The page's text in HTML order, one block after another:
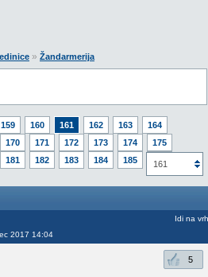
» Žandarmerija
159 160 161 162 163
164
170 171 172 173 174
175
181 182 183 184 185
186
161
2017 14:04
Idi na vrh
5